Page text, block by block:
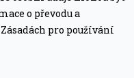
o převodu a
pro používání
připojení na
kdekoliv s